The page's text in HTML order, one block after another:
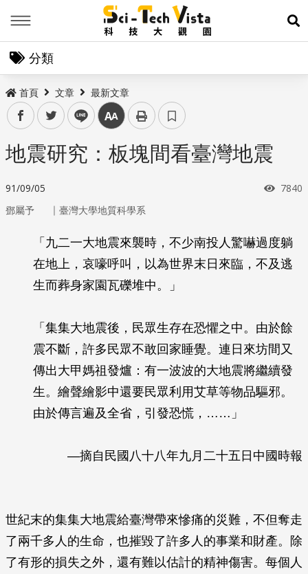
展
分類
首頁 文章 最新文章
facebooktwitter line 中
地震研究：板塊間看臺灣地震
91/09/05 瀏覽
7840
鄧屬予 ｜ 臺灣大學地質科學系
「九二一大地震來襲時，不少南投人驚嚇過度躺
在地上，哀嚎呼叫，以為世界末日來臨，不及逃
生而葬身家園瓦礫堆中。」
「集集大地震後，民眾生存在恐懼之中。由於餘
震不斷，許多民眾不敢回家睡覺。連日來坊間又
傳出大甲媽祖發爐：有一波波的大地震將繼續發
生。繪聲繪影中還要民眾利用艾草等物品驅邪。
由於傳言遍及全省，引發恐慌，……」
—摘自民國八十八年九月二十五日中國時報
世紀末的集集大地震給臺灣帶來慘痛的災難，不但奪走
了兩千多人的生命，也摧毀了許多人的事業和財產。除
了有形的損失之外，還有難以估計的精神傷害。每個人